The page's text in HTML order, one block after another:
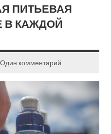
ПИТЬЕВАЯ
В КАЖДОЙ
Один комментарий